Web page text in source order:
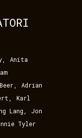
, Anita
, Adrian
, Karl
Lang, Jon
Tyler